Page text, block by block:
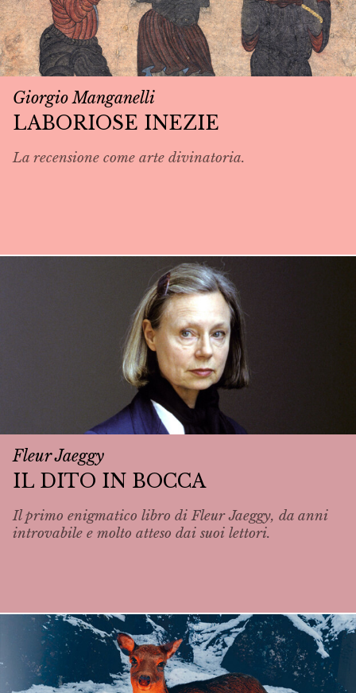
Giorgio Manganelli
LABORIOSE INEZIE
La recensione come arte divinatoria.
Fleur Jaeggy
IL DITO IN BOCCA
Il primo enigmatico libro di Fleur Jaeggy, da anni
introvabile e molto atteso dai suoi lettori.